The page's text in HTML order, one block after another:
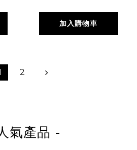
加入購物車
2
氣產品 -